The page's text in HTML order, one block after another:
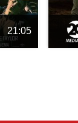
21:05